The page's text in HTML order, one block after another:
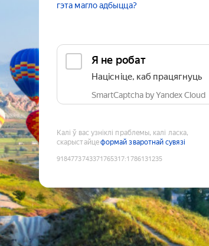
гэта магло адбыцца?
Я не робат
Націсніце, каб працягнуць
SmartCaptcha by Yandex Cloud
Калі ў вас узніклі праблемы, калі ласка,
скарыстайцеформай зваротнай сувязі
9184773743371765317:1786131235